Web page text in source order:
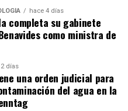
hace 4 días
completa su gabinete
como ministra de
días
una orden judicial para
del agua en la